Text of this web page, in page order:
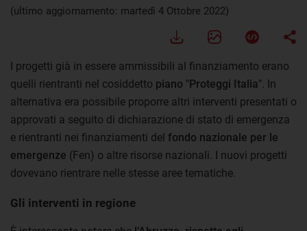
(ultimo aggiornamento: martedì 4 Ottobre 2022)
I progetti già in essere ammissibili al finanziamento erano
quelli rientranti nel cosiddetto piano "Proteggi Italia". In
alternativa era possibile proporre altri interventi presentati o
approvati a seguito di dichiarazione di stato di emergenza
e rientranti nei finanziamenti del fondo nazionale per le
emergenze (Fen) o altre risorse nazionali. I nuovi progetti
dovevano rientrare nelle stesse aree tematiche.
Gli interventi in regione